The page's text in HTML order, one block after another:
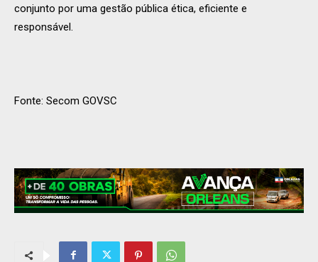
conjunto por uma gestão pública ética, eficiente e
responsável.
Fonte: Secom GOVSC